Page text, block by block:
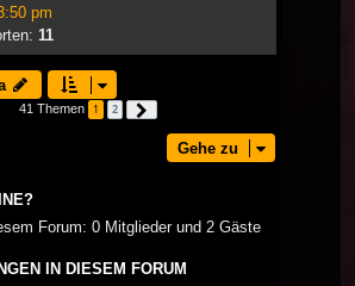
pm
11
41 Themen 1 2
Gehe zu
Forum: 0 Mitglieder und 2 Gäste
IN DIESEM FORUM